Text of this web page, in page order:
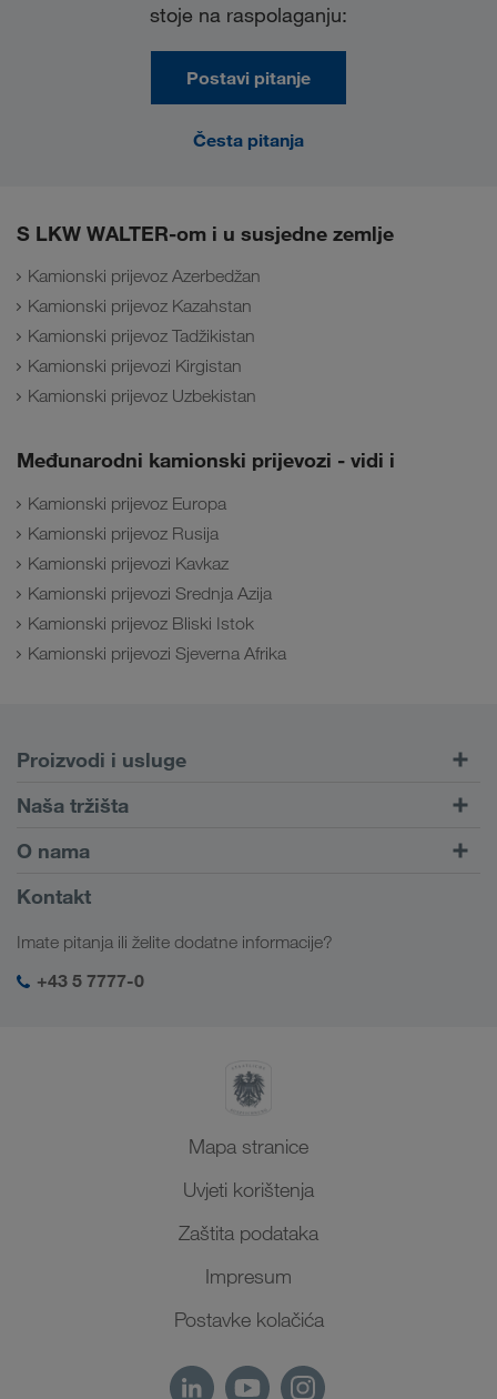
stoje na raspolaganju:
Postavi pitanje
Česta pitanja
S LKW WALTER-om i u susjedne zemlje
Kamionski prijevoz Azerbedžan
Kamionski prijevoz Kazahstan
Kamionski prijevoz Tadžikistan
Kamionski prijevozi Kirgistan
Kamionski prijevoz Uzbekistan
Međunarodni kamionski prijevozi - vidi i
Kamionski prijevoz Europa
Kamionski prijevoz Rusija
Kamionski prijevozi Kavkaz
Kamionski prijevozi Srednja Azija
Kamionski prijevoz Bliski Istok
Kamionski prijevozi Sjeverna Afrika
Proizvodi i usluge
Cestovni prijevoz
Portal za klijente CONNECT
Digitalna rješenja
Naša tržišta
Europa
Kavkaz
Srednja Azija
Bliski Istok
O nama
Informacije o poduzeću
Društvena odgovornost
SHEQ-menadžment
Kontakt
Imate pitanja ili želite dodatne informacije?
+43 5 7777-0
Mapa stranice
Uvjeti korištenja
Zaštita podataka
Impresum
Postavke kolačića